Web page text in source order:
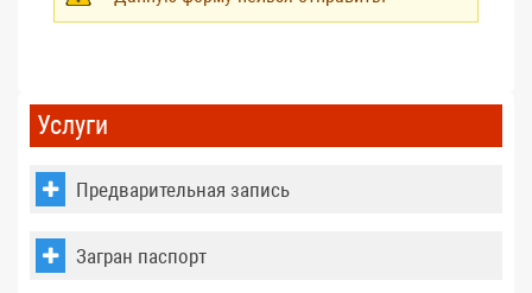
Предупреждение
Услуги
Предварительная запись
Загран паспорт